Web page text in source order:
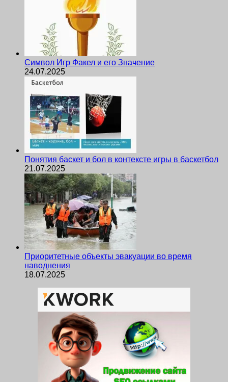
Символ Игр Факел и его Значение
24.07.2025
Понятия баскет и бол в контексте игры в баскетбол
21.07.2025
Приоритетные объекты эвакуации во время
наводнения
18.07.2025